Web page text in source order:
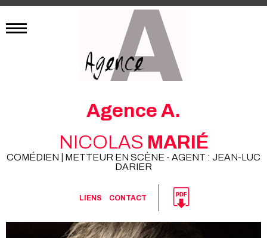
Agence A.
NICOLAS MARIÉ
COMÉDIEN | METTEUR EN SCÈNE - AGENT : JEAN-LUC
DARIER
LIENS CONTACT